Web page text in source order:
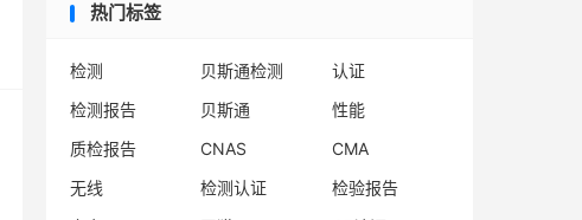
热门标签
检测 贝斯通检测
认证
检测报告
贝斯通
性能
质检报告
CNAS
CMA
无线
检测认证
检验报告